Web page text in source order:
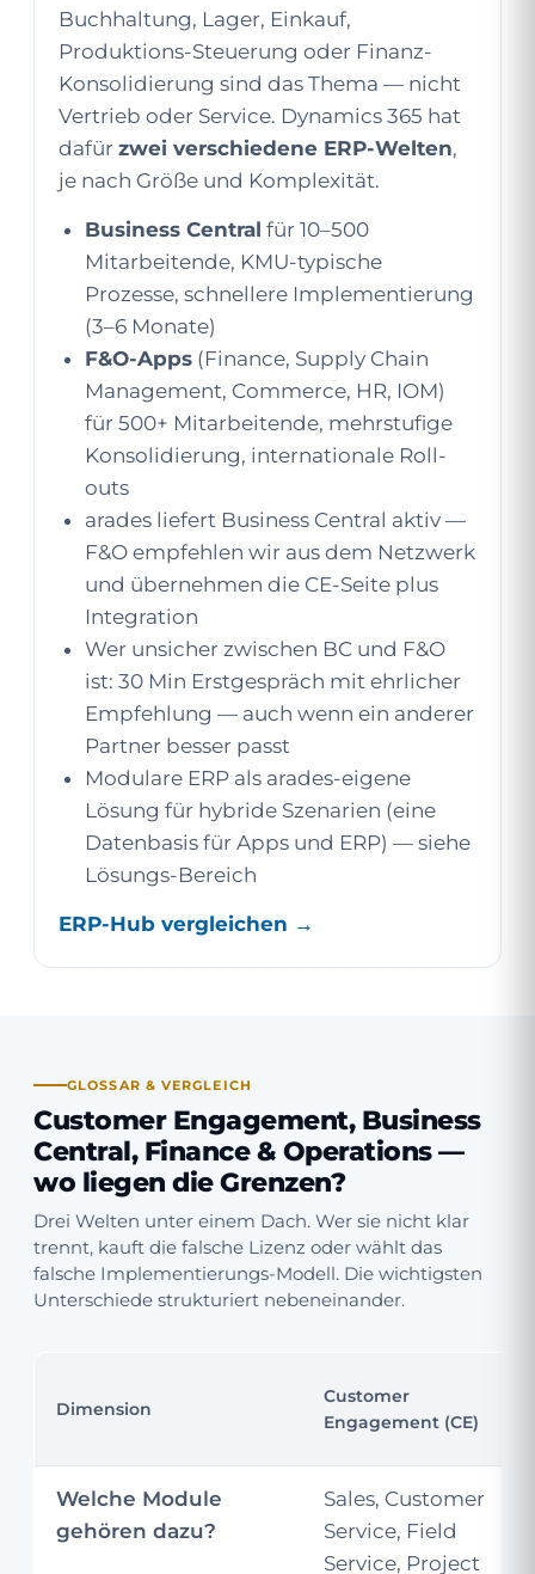
Buchhaltung, Lager, Einkauf,
Produktions-Steuerung oder Finanz-
Konsolidierung sind das Thema — nicht
Vertrieb oder Service. Dynamics 365 hat
dafür zwei verschiedene ERP-Welten,
je nach Größe und Komplexität.
Business Central für 10–500
Mitarbeitende, KMU-typische
Prozesse, schnellere Implementierung
(3–6 Monate)
F&O-Apps (Finance, Supply Chain
Management, Commerce, HR, IOM)
für 500+ Mitarbeitende, mehrstufige
Konsolidierung, internationale Roll-
outs
arades liefert Business Central aktiv —
F&O empfehlen wir aus dem Netzwerk
und übernehmen die CE-Seite plus
Integration
Wer unsicher zwischen BC und F&O
ist: 30 Min Erstgespräch mit ehrlicher
Empfehlung — auch wenn ein anderer
Partner besser passt
Modulare ERP als arades-eigene
Lösung für hybride Szenarien (eine
Datenbasis für Apps und ERP) — siehe
Lösungs-Bereich
ERP-Hub vergleichen →
GLOSSAR & VERGLEICH
Customer Engagement, Business
Central, Finance & Operations —
wo liegen die Grenzen?
Drei Welten unter einem Dach. Wer sie nicht klar
trennt, kauft die falsche Lizenz oder wählt das
falsche Implementierungs-Modell. Die wichtigsten
Unterschiede strukturiert nebeneinander.
Dimension
Customer
Engagement (CE)
Welche Module
gehören dazu?
Sales, Customer
Service, Field
Service, Project